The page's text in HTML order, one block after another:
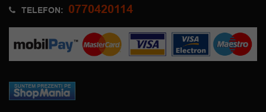
TELEFON: 0770420114